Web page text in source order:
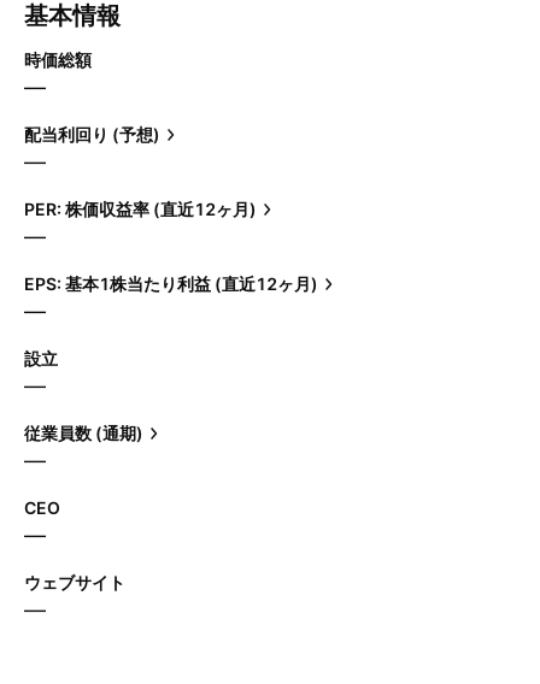
基本情報
時価総額
—
配当利回り (予想)
—
PER: 株価収益率 (直近12ヶ月)
—
EPS: 基本1株当たり利益 (直近12ヶ月)
—
設立
—
従業員数 (通期)
—
CEO
—
ウェブサイト
—